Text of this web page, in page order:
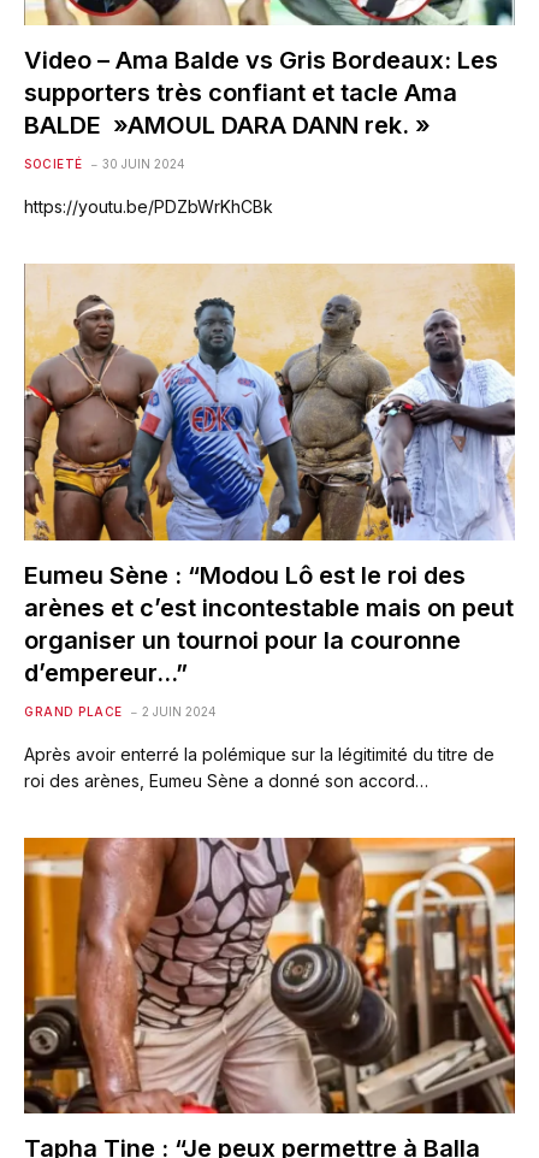
Video – Ama Balde vs Gris Bordeaux: Les
supporters très confiant et tacle Ama
BALDE »AMOUL DARA DANN rek. »
SOCIETÉ 30 JUIN 2024
https://youtu.be/PDZbWrKhCBk
Eumeu Sène : “Modou Lô est le roi des
arènes et c’est incontestable mais on peut
organiser un tournoi pour la couronne
d’empereur…”
GRAND PLACE 2 JUIN 2024
Après avoir enterré la polémique sur la légitimité du titre de
roi des arènes, Eumeu Sène a donné son accord…
Tapha Tine : “Je peux permettre à Balla